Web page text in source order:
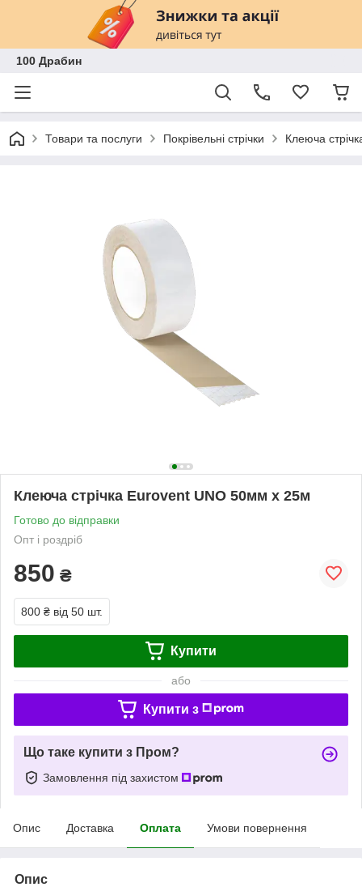
100 Драбин
Товари та послуги Покрівельні стрічки Клеюча
Клеюча стрічка Eurovent UNO 50мм х 25м
Готово до відправки
Опт і роздріб
850 ₴
800 ₴ від 50 шт.
Купити
або
Купити з
Що таке купити з Пром?
Замовлення під захистом
Опис Доставка Оплата Умови повернення
Опис